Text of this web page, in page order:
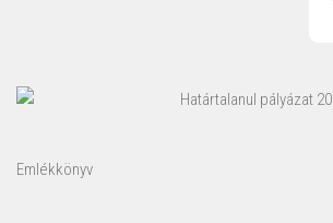
Határtalanul pályázat
Emlékkönyv